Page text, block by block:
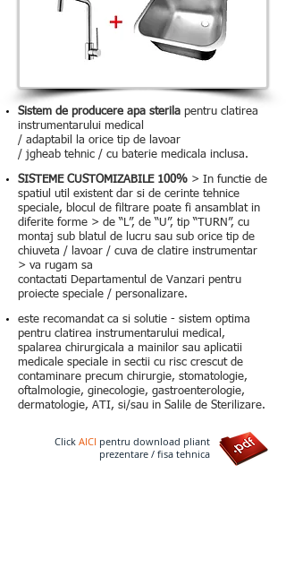
Sistem de producere apa sterila pentru clatirea
instrumentarului medical
/ adaptabil la orice tip de lavoar
/ jgheab tehnic / cu baterie medicala inclusa.
SISTEME CUSTOMIZABILE 100% > In functie de
spatiul util existent dar si de cerinte tehnice
speciale, blocul de filtrare poate fi ansamblat in
diferite forme > de “L”, de “U”, tip “TURN”, cu
montaj sub blatul de lucru sau sub orice tip de
chiuveta / lavoar / cuva de clatire instrumentar
> va rugam sa
contactati Departamentul de Vanzari pentru
proiecte speciale / personalizare.
este recomandat ca si solutie - sistem optima
pentru clatirea instrumentarului medical,
spalarea chirurgicala a mainilor sau aplicatii
medicale speciale in sectii cu risc crescut de
contaminare precum chirurgie, stomatologie,
oftalmologie, ginecologie, gastroenterologie,
dermatologie, ATI, si/sau in Salile de Sterilizare.
Click AICI pentru download pliant
prezentare / fisa tehnica